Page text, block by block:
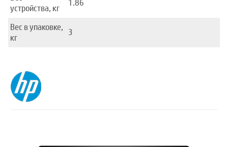
устройства, кг
1.86
Вес в упаковке,
кг
3